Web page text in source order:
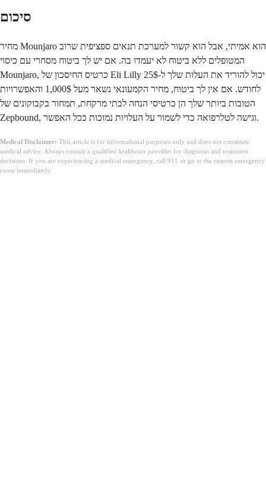
סיכום
מחיר Mounjaro הוא אמיתי, אבל הוא קשור למערכת תנאים ספציפית שרוב
המטופלים ללא ביטוח לא יעמדו בה. אם יש לך ביטוח מסחרי עם כיסוי
Mounjaro, כרטיס החיסכון של Eli Lilly יכול להוריד את העלות שלך ל-25$
לחודש. אם אין לך ביטוח, מחיר הקמעונאי נשאר מעל 1,000$ והאפשרויות
הטובות ביותר שלך הן כרטיסי הנחה לבתי מרקחת, תמחור בקבוקונים של
Zepbound, וגישה לטלרפואה כדי לשמור על העלויות נמוכות ככל האפשר.
Medical Disclaimer: This article is for informational purposes only and does not constitute
medical advice. Always consult a qualified healthcare provider for diagnosis and treatment
decisions. If you are experiencing a medical emergency, call 911 or go to the nearest emergency
room immediately.